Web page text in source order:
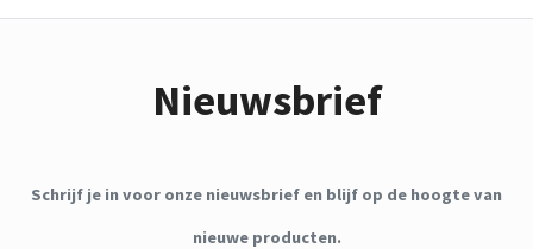
Nieuwsbrief
Schrijf je in voor onze nieuwsbrief en blijf op de hoogte van
nieuwe producten.